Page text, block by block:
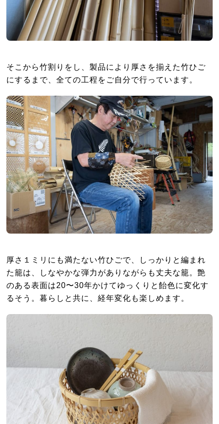
そこから竹割りをし、製品により厚さを揃えた竹ひご
にするまで、全ての工程をご自分で行っています。
厚さ１ミリにも満たない竹ひごで、しっかりと編まれ
た籠は、しなやかな弾力がありながらも丈夫な籠。艶
のある表面は20〜30年かけてゆっくりと飴色に変化す
るそう。暮らしと共に、経年変化も楽しめます。